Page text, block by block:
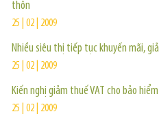
thôn
25 | 02 | 2009
Nhiều siêu thị tiếp tục khuyến mãi,
25 | 02 | 2009
Kiến nghị giảm thuế VAT cho bảo
25 | 02 | 2009